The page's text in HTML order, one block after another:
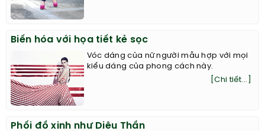
Biến hóa với họa tiết kẻ sọc
Vóc dáng của nữ người mẫu hợp với mọi
kiểu dáng của phong cách này.
[Chi tiết...]
Phối đồ xinh như Diêu Thần